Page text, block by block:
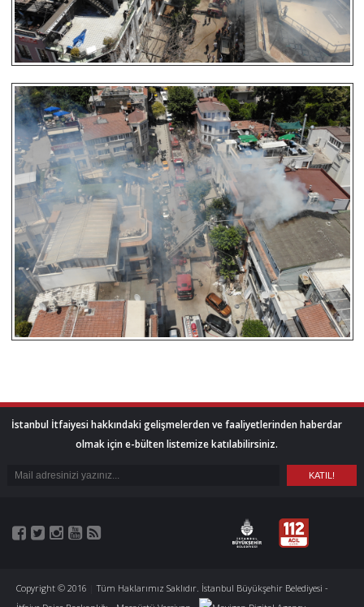
İstanbul İtfaiyesi hakkındaki gelişmelerden ve faaliyetlerinden haberdar
olmak için e-bülten listemize katılabilirsiniz.
Copyright © 2016
Tüm Haklarımız Saklıdır. İstanbul Büyükşehir Belediyesi -